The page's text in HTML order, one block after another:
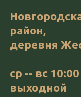
район,
деревня
ср -- вс
выходной